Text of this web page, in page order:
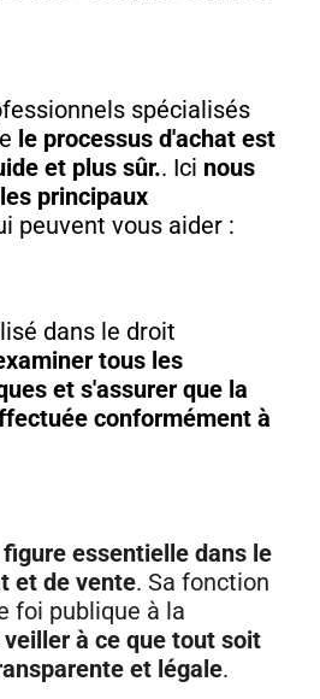
spécialisés
le processus d'achat est
et plus sûr.. Ici nous
principaux
peuvent vous aider :
dans le droit
tous les
et s'assurer que la
conformément à
figure essentielle dans le
et de vente. Sa fonction
foi publique à la
veiller à ce que tout soit
et légale.